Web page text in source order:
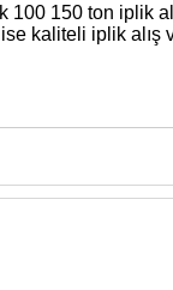
150 ton iplik
kaliteli iplik